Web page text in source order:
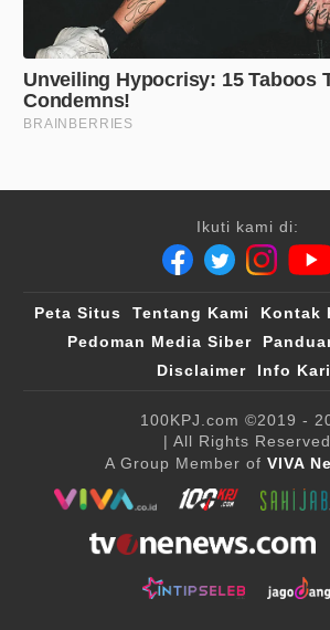
Ikuti kami di:
Peta Situs Tentang Kami Kontak
Pedoman Media Siber
Disclaimer
Info
100KPJ.com ©2019 -
| All Rights Reserved
A Group Member of VIVA